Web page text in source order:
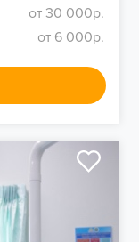
от 30 000р.
от 6 000р.